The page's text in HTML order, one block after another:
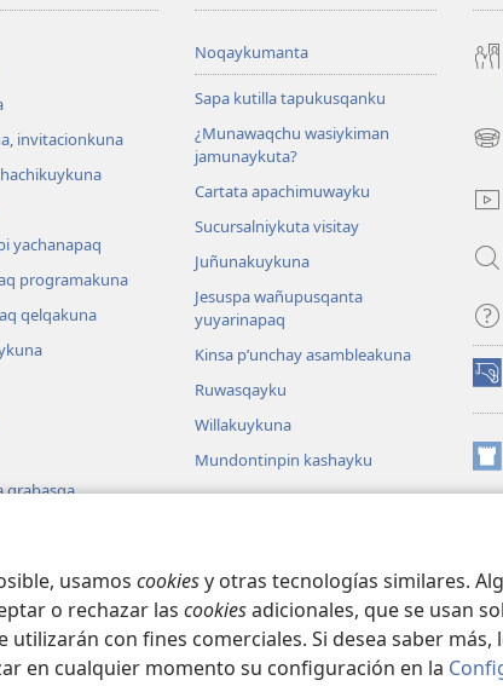
usamos cookiesy otras tecnologías similares.
o rechazar las cookiesadicionales, que se usan
con fines comerciales. Si desea saber más,
en cualquier momento su configuración en la
invitacionkuna
yachanapaq
programakuna
qelqakuna
grabasqa
Noqaykumanta
Sapa kutilla tapukusqanku
¿Munawaqchu wasiykiman
jamunaykuta?
Cartata apachimuwayku
Sucursalniykuta visitay
Juñunakuykuna
Jesuspa wañupusqanta
yuyarinapaq
Kinsa p’unchay asambleakuna
Ruwasqayku
Willakuykuna
Mundontinpin kashayku
(abre
(abre
una
una
Copyright© 2026 Watch Tower Bible and Tract Society of